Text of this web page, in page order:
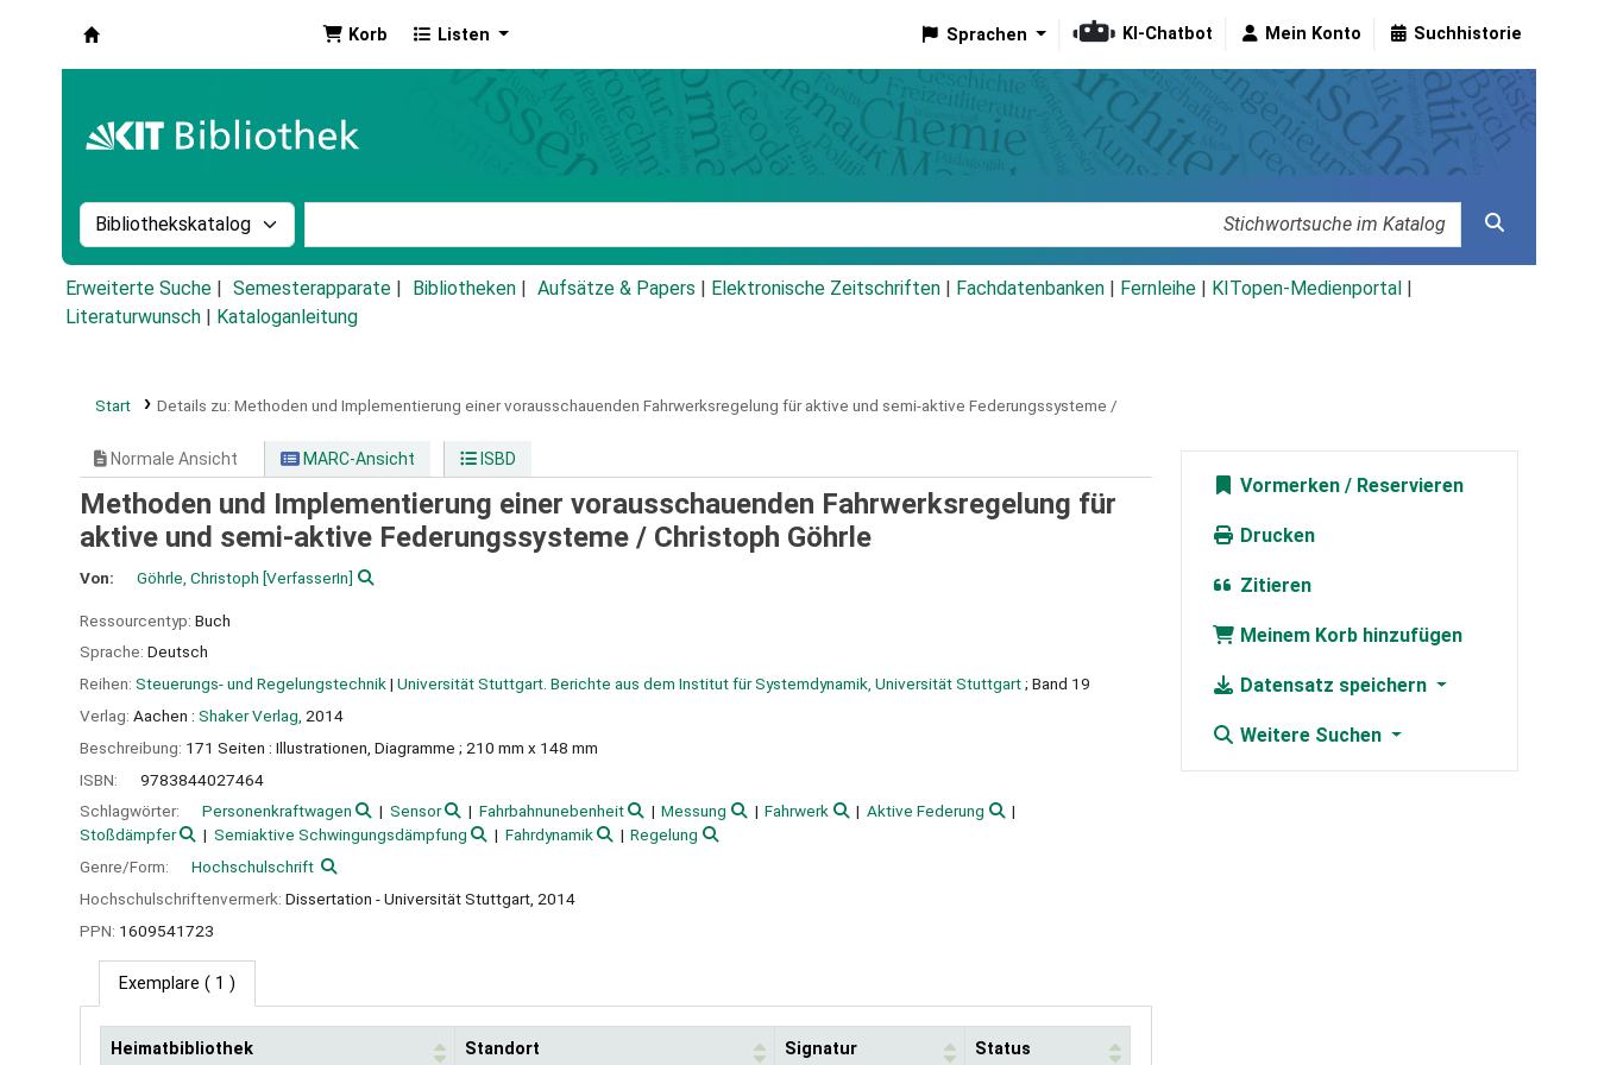
Korb Listen Sprachen KI-Chatbot Mein Konto Suchhistorie
Suche im Katalog nach:
Erweiterte Suche Semesterapparate Bibliotheken Aufsätze & Papers Elektronische Zeitschriften Fachdatenbanken Fernleihe KITopen-Medienportal
Literaturwunsch
Kataloganleitung
Start Details zu: Methoden und Implementierung einer vorausschauenden Fahrwerksregelung für aktive und semi-aktive Federungssysteme /
Normale Ansicht MARC-Ansicht ISBD
Methoden und Implementierung einer vorausschauenden Fahrwerksregelung für
aktive und semi-aktive Federungssysteme / Christoph Göhrle
Von: Göhrle, Christoph [VerfasserIn]
Ressourcentyp: Buch
Sprache: Deutsch
Reihen: Steuerungs- und Regelungstechnik | Universität Stuttgart. Berichte aus dem Institut für Systemdynamik, Universität Stuttgart; Band 19
Verlag: Aachen : Shaker Verlag, 2014
Beschreibung: 171 Seiten : Illustrationen, Diagramme ; 210 mm x 148 mm
ISBN:
9783844027464
Schlagwörter:
Personenkraftwagen Sensor Fahrbahnunebenheit Messung Fahrwerk
Aktive Federung
Stoßdämpfer
Semiaktive Schwingungsdämpfung Fahrdynamik
Regelung
Genre/Form:
Hochschulschrift
Hochschulschriftenvermerk: Dissertation - Universität Stuttgart, 2014
PPN: 1609541723
Exemplare ( 1 )
Heimatbibliothek Standort Signatur Status
Vormerken
Drucken
Zitieren
Meinem Korb hinzufügen
Datensatz speichern
Weitere Suchen